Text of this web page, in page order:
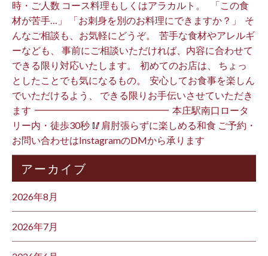
時・ご人数 コース料理もしくはアラカルト。 ⁡ ⁡ 「この食
材が苦手…」 「お刺身を別のお料理にできますか？」 ⁡ そ
んなご相談も、お気軽にどうぞ。 ⁡ 苦手な食材やアレルギ
ーなども、 事前にご相談いただければ、内容に合わせて
できる限り対応いたします。 ⁡ 初めてのお店は、 ちょっ
としたことでも気になるもの。 ⁡ 安心してお食事を楽しん
でいただけるよう、 できる限りお手伝いさせていただき
ます️ ⁡ ━━━━━━━━━━━━━━ ⁡ 本庄駅南口ロータ
リー内・徒歩30秒 🥢肩肘張らずに楽しめる和食 ご予約・
お問い合わせはInstagramのDMから承ります ⁡
アーカイブ
2026年8月
2026年7月